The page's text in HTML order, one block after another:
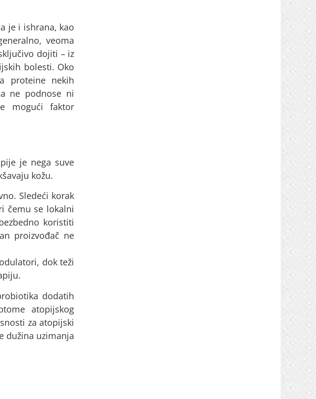
je i ishrana, kao
veoma
dojiti – iz
bolesti. Oko
proteine nekih
ne podnose ni
mogući faktor
je nega suve
kožu.
Sledeći korak
čemu se lokalni
koristiti
proizvođač ne
dok teži
dodatih
atopijskog
za atopijski
dužina uzimanja